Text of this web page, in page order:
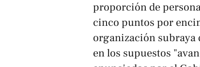
proporción de
cinco puntos por
organización subraya
en los supuestos